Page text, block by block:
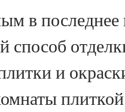
в последнее
способ
и